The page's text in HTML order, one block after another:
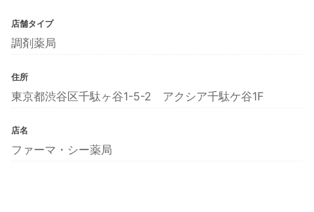
店舗タイプ
調剤薬局
住所
東京都渋谷区千駄ヶ谷1-5-2 アクシア千駄ケ谷1F
店名
ファーマ・シー薬局